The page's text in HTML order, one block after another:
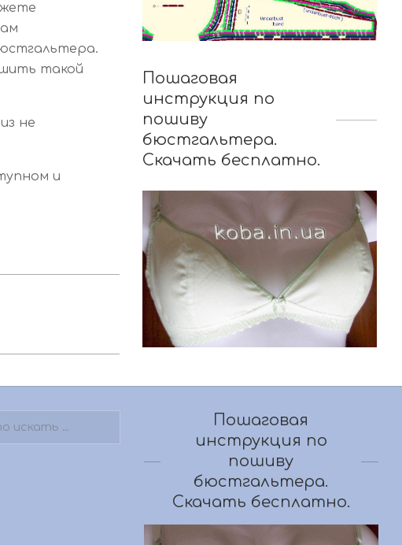
такой
не
и
Пошаговая
инструкция по
пошиву
бюстгальтера.
Скачать бесплатно.
Пошаговая
инструкция по
пошиву
бюстгальтера.
Скачать бесплатно.